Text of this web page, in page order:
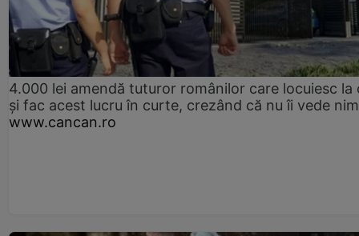
4.000 lei amendă tuturor românilor care locuiesc la
și fac acest lucru în curte, crezând că nu îi vede
www.cancan.ro